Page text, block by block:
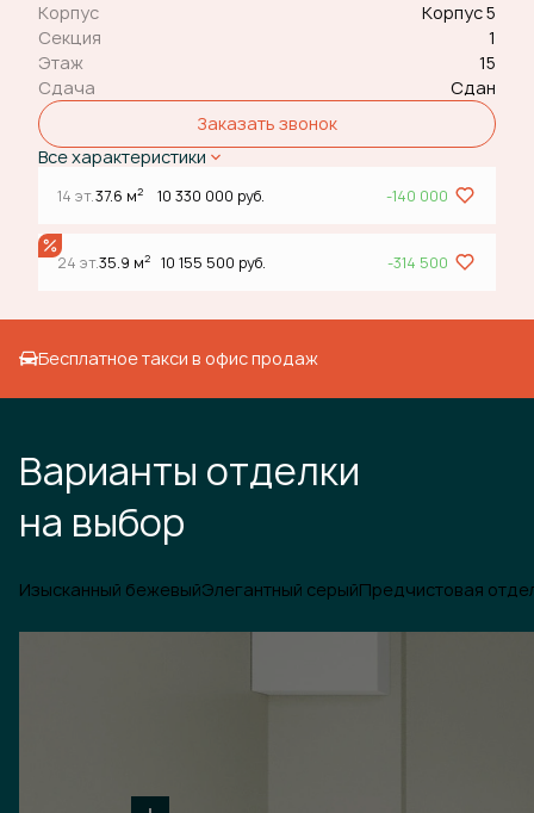
Корпус
Корпус 5
Секция
1
Этаж
15
Сдача
Сдан
Заказать звонок
Все характеристики
14 эт.37.6 м2 10 330 000 руб. -140 000
24 эт.35.9 м2 10 155 500 руб. -314 500
Бесплатное такси в офис продаж
Варианты отделки
на выбор
Изысканный бежевыйЭлегантный серыйПредчистовая